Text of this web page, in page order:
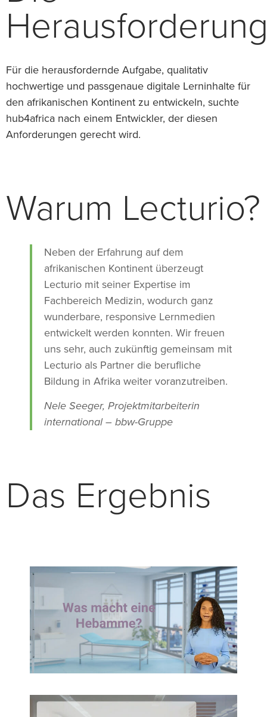
Für die herausfordernde Aufgabe, qualitativ
hochwertige und passgenaue digitale Lerninhalte für
den afrikanischen Kontinent zu entwickeln, suchte
hub4africa nach einem Entwickler, der diesen
Anforderungen gerecht wird.
Warum Lecturio?
Neben der Erfahrung auf dem
afrikanischen Kontinent überzeugt
Lecturio mit seiner Expertise im
Fachbereich Medizin, wodurch ganz
wunderbare, responsive Lernmedien
entwickelt werden konnten. Wir freuen
uns sehr, auch zukünftig gemeinsam mit
Lecturio als Partner die berufliche
Bildung in Afrika weiter voranzutreiben.
Nele Seeger, Projektmitarbeiterin
international – bbw-Gruppe
Das Ergebnis